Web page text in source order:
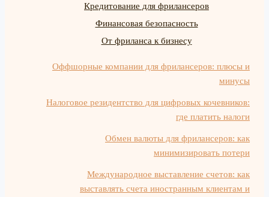
Кредитование для фрилансеров
Финансовая безопасность
От фриланса к бизнесу
Оффшорные компании для фрилансеров: плюсы и
минусы
Налоговое резидентство для цифровых кочевников:
где платить налоги
Обмен валюты для фрилансеров: как
минимизировать потери
Международное выставление счетов: как
выставлять счета иностранным клиентам и